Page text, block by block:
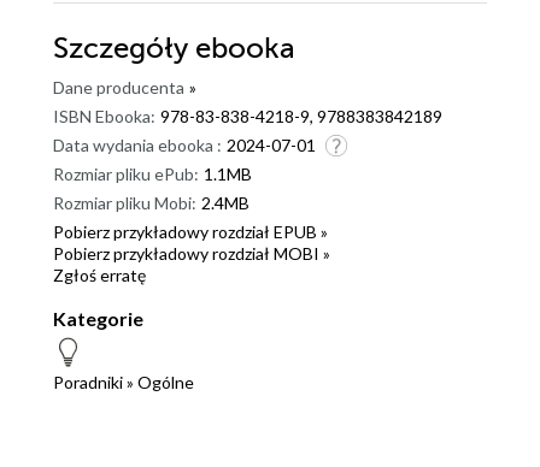
Szczegóły ebooka
Dane producenta »
ISBN Ebooka: 978-83-838-4218-9, 9788383842189
Data wydania ebooka : 2024-07-01
Rozmiar pliku ePub: 1.1MB
Rozmiar pliku Mobi: 2.4MB
Pobierz przykładowy rozdział EPUB »
Pobierz przykładowy rozdział MOBI »
Zgłoś erratę
Kategorie
Poradniki» Ogólne